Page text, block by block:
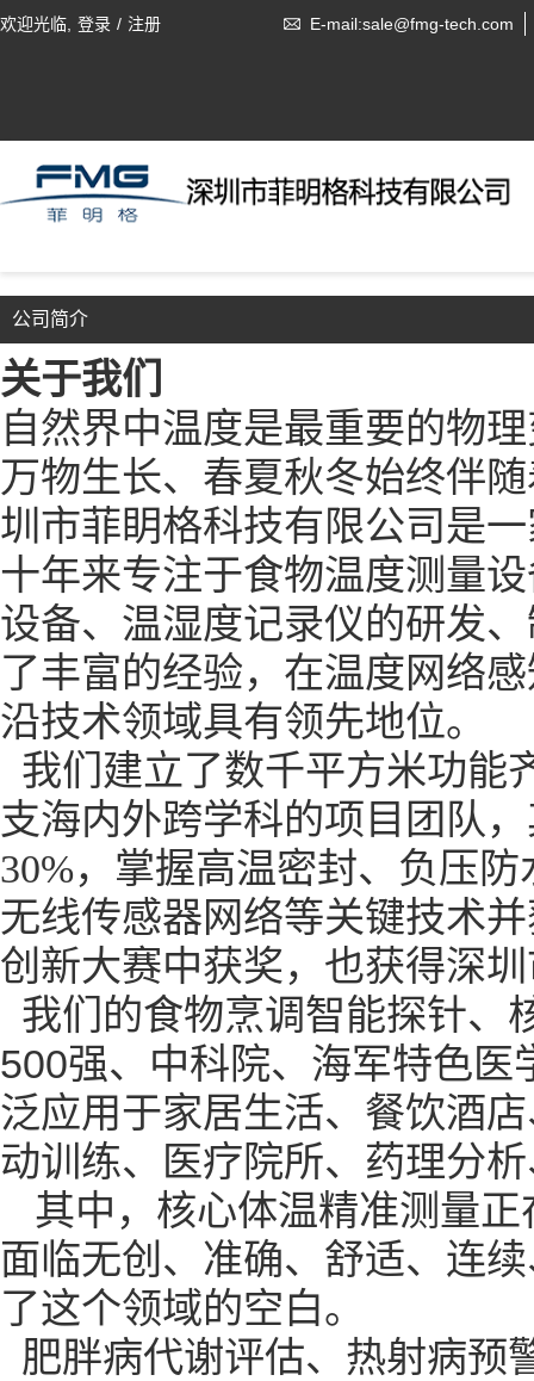
欢迎光临, 登录 / 注册 E-mail:sale@fmg-tech.com
公司简介
关于我们
自然界中温度是最重要的物
万物生长、春夏秋冬始终伴
圳市菲眀格科技有限公司是
十年来专注于食物温度测量
设备、温湿度记录仪的研发
了丰富的经验，在温度网络
沿技术领域具有领先地位。
我们建立了数千平方米功能
支海内外跨学科的项目团队
30%，掌握高温密封、负压
无线传感器网络等关键技术
创新大赛中获奖，也获得深
我们的食物烹调智能探针、
500强、中科院、海军特色医
泛应用于家居生活、餐饮酒
动训练、医疗院所、药理分
其中， 核心体温精准测量
面临无创、准确、舒适、连
了这个领域的空白。
肥胖病代谢评估、热射病预